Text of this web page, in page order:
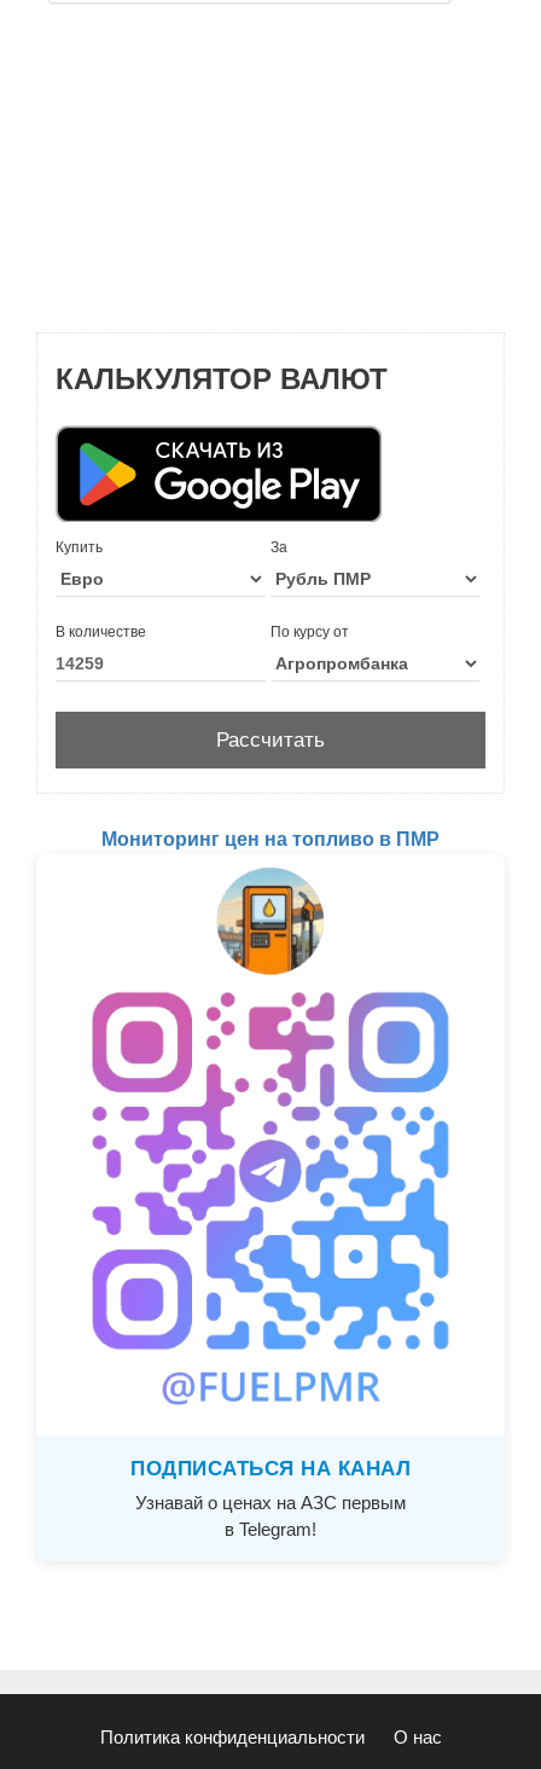
КАЛЬКУЛЯТОР ВАЛЮТ
Купить За
В количестве По курсу от
Мониторинг цен на топливо в ПМР
ПОДПИСАТЬСЯ НА КАНАЛ
Узнавай о ценах на АЗС первым
в Telegram!
Политика конфиденциальности О нас